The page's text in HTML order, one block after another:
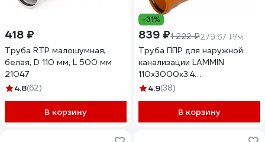
418 ₽
Труба RTP малошумная,
белая, D 110 мм, L 500 мм
21047
4.8(62)
В корзину
-31%
839 ₽1 222 ₽279.67 ₽/м
Труба ППР для наружной
канализации LAMMIN
110x3000x3.4
Lm36101003000
4.9(38)
В корзину